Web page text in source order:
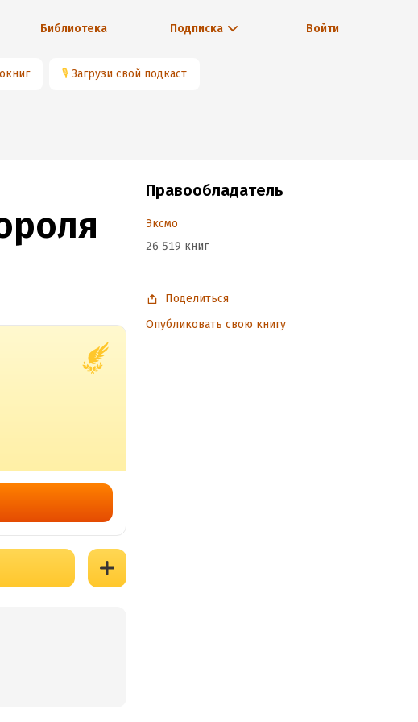
Библиотека Подписка Войти
🎙 Загрузи свой подкаст
Правообладатель
Эксмо
26 519 книг
Поделиться
Опубликовать свою книгу